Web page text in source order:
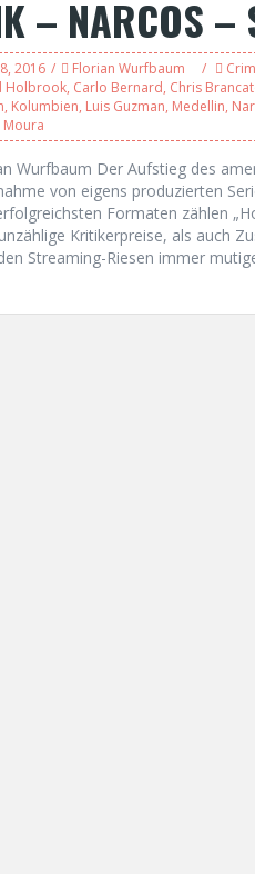
– NARCOS –
2016 Florian Wurfbaum
Holbrook, Carlo Bernard, Chris
, Kolumbien, Luis Guzman, Medellin,
Moura
Wurfbaum Der Aufstieg des
von eigens produzierten
Formaten zählen
Kritikerpreise, als auch
Streaming-Riesen immer